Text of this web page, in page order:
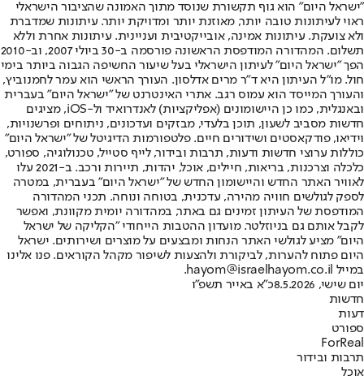
"ישראל היום" הוא גוף תקשורת שנוסד מתוך האמונה שהציבור הישראלי
ראוי לעיתונות טובה יותר, מאוזנת יותר ומדויקת יותר. עיתונות שמדברת
ולא צועקת. עיתונות אמינה, אובייקטיבית ועניינית. עיתונות אחרת וללא
תשלום. המהדורה המודפסת הראשונה פורסמה ב-30 ביולי 2007, וב-2010
הפך "ישראל היום" לעיתון הישראלי בעל שיעור החשיפה הגבוה ביותר בימי
חול. מו"ל העיתון היא ד"ר מרים אדלסון. העורך הראשי הוא עמר לחמנוביץ,
והעורך המייסד הוא עמוס רגב. אתרי האינטרנט של "ישראל היום" בעברית
ובאנגלית, כמו כן היישומונים (אפליקציות) לאנדרואיד ול-iOS, מציגים
חדשות מסביב לשעון, תוכן בלעדי, מבזקים ועדכונים, ניתוחים ופרשנויות,
וידיאו, פודקאסטים ושידורים חיים. פלטפורמות הדיגיטל של "ישראל היום"
כוללות ערוצי חדשות ודעות, תרבות ובידור, לייף סטייל, טכנולוגיה, ספורט,
כלכלה וצרכנות, בריאות, חיילים, אוכל, יהדות, תיירות ורכב. ב-2021 עלו
לאוויר האתר החדש והיישומון החדש של "ישראל היום" בעברית, במטרה
לספק לגולשים חוויה מהירה, עדכנית, בטוחה ונוחה. תכני המהדורה
המודפסת של העיתון זמינים גם באתר, במהדורה יומית מקוונת, ואפשר
לקבל אותם גם בניוזלטר. מועדון ההטבות הייחודי "הקליקה של ישראל
היום" מציע לגולשי האתר הנחות ומבצעים על מוצרים ושירותים. ישראל
היום פתוח להערות, לביקורת ולהצעות לשיפור מקהל הקוראים. פנו אלינו
במייל hayom@israelhayom.co.il.
יום שישי, 8.5.2026
כ"א באייר תשפ"ו
חדשות
דעות
ספורט
ForReal
תרבות ובידור
אוכל